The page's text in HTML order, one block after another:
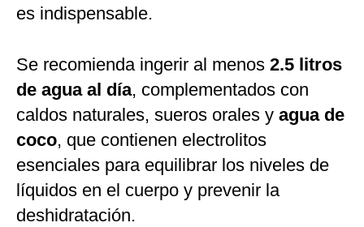
es indispensable.
Se recomienda ingerir al menos 2.5 litros
de agua al día, complementados con
caldos naturales, sueros orales y agua de
coco, que contienen electrolitos
esenciales para equilibrar los niveles de
líquidos en el cuerpo y prevenir la
deshidratación.